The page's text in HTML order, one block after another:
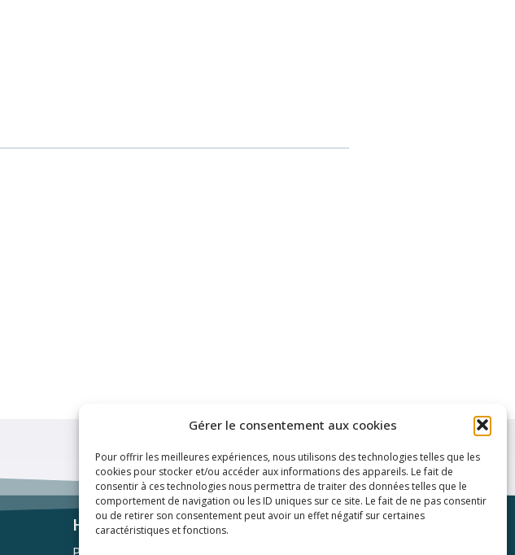
Gérer le consentement aux cookies
Pour offrir les meilleures expériences, nous utilisons des technologies telles que les
cookies pour stocker et/ou accéder aux informations des appareils. Le fait de
consentir à ces technologies nous permettra de traiter des données telles que le
comportement de navigation ou les ID uniques sur ce site. Le fait de ne pas consentir
ou de retirer son consentement peut avoir un effet négatif sur certaines
caractéristiques et fonctions.
Helpful links